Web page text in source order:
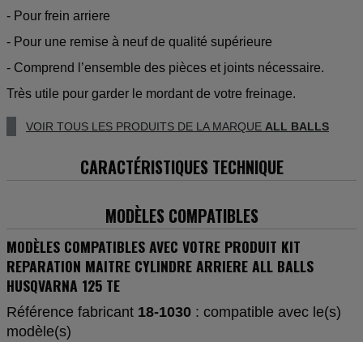
- Pour frein arriere
- Pour une remise à neuf de qualité supérieure
- Comprend l’ensemble des pièces et joints nécessaire.
Très utile pour garder le mordant de votre freinage.
VOIR TOUS LES PRODUITS DE LA MARQUE ALL BALLS
CARACTÉRISTIQUES TECHNIQUE
MODÈLES COMPATIBLES
MODÈLES COMPATIBLES AVEC VOTRE PRODUIT KIT
REPARATION MAITRE CYLINDRE ARRIERE ALL BALLS
HUSQVARNA 125 TE
Référence fabricant 18-1030 : compatible avec le(s)
modèle(s)